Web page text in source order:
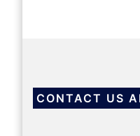
CONTACT US